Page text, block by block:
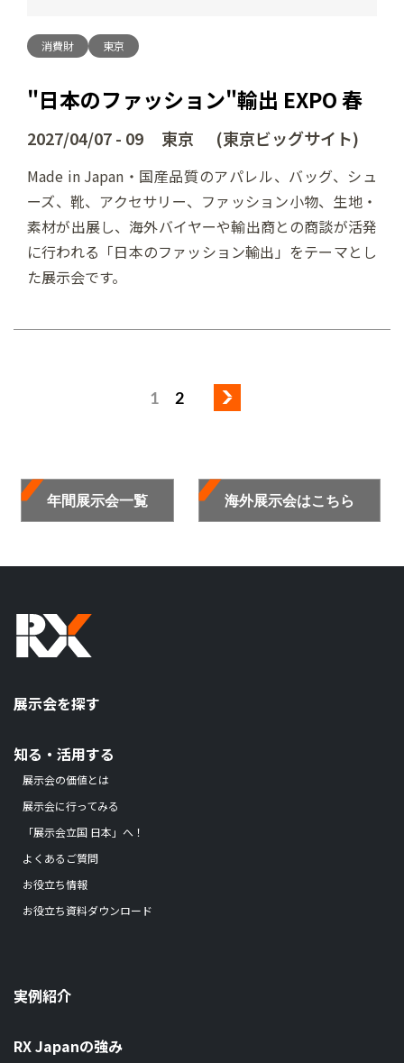
消費財 東京
"日本のファッション"輸出 EXPO 春
2027/04/07 - 09 東京 (東京ビッグサイト)
Made in Japan・国産品質のアパレル、バッグ、シュ
ーズ、靴、アクセサリー、ファッション小物、生地・
素材が出展し、海外バイヤーや輸出商との商談が活発
に行われる「日本のファッション輸出」をテーマとし
た展示会です。
1 2
年間展示会一覧 海外展示会はこちら
展示会を探す
知る・活用する
展示会の価値とは
展示会に行ってみる
「展示会立国 日本」へ！
よくあるご質問
お役立ち情報
お役立ち資料ダウンロード
実例紹介
RX Japanの強み